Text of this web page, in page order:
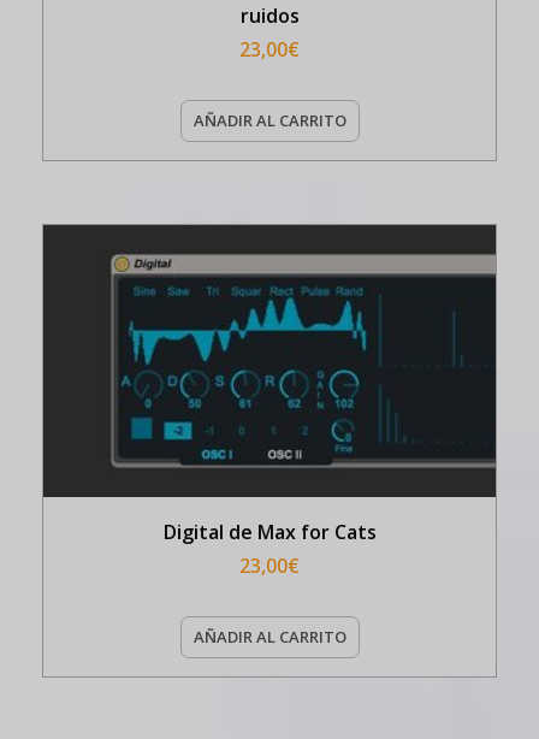
ruidos
23,00€
AÑADIR AL CARRITO
Digital de Max for Cats
23,00€
AÑADIR AL CARRITO